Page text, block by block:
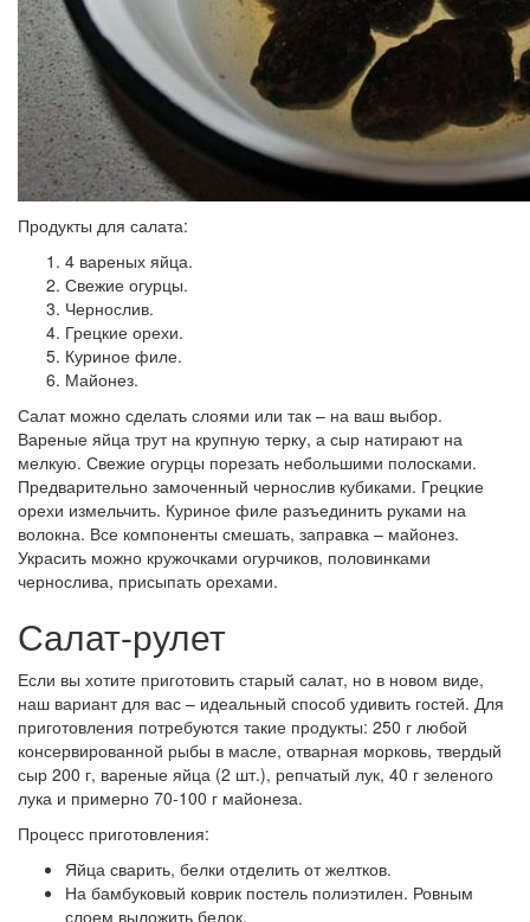
Продукты для салата:
4 вареных яйца.
Свежие огурцы.
Чернослив.
Грецкие орехи.
Куриное филе.
Майонез.
Салат можно сделать слоями или так – на ваш выбор.
Вареные яйца трут на крупную терку, а сыр натирают на
мелкую. Свежие огурцы порезать небольшими полосками.
Предварительно замоченный чернослив кубиками. Грецкие
орехи измельчить. Куриное филе разъединить руками на
волокна. Все компоненты смешать, заправка – майонез.
Украсить можно кружочками огурчиков, половинками
чернослива, присыпать орехами.
Салат-рулет
Если вы хотите приготовить старый салат, но в новом виде,
наш вариант для вас – идеальный способ удивить гостей. Для
приготовления потребуются такие продукты: 250 г любой
консервированной рыбы в масле, отварная морковь, твердый
сыр 200 г, вареные яйца (2 шт.), репчатый лук, 40 г зеленого
лука и примерно 70-100 г майонеза.
Процесс приготовления:
Яйца сварить, белки отделить от желтков.
На бамбуковый коврик постель полиэтилен. Ровным
слоем выложить белок.